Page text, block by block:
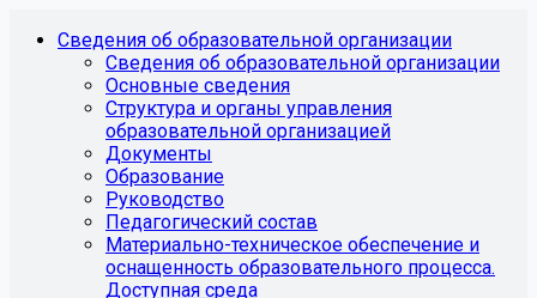
Сведения об образовательной организации
Сведения об образовательной организации
Основные сведения
Структура и органы управления
образовательной организацией
Документы
Образование
Руководство
Педагогический состав
Материально-техническое обеспечение и
оснащенность образовательного процесса.
Доступная среда